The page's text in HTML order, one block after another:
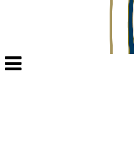
Veksle
navigasjon